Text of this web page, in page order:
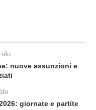
nuove assunzioni e
giornate e partite